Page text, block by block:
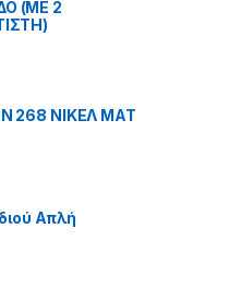
(ΜΕ 2
268 ΝΙΚΕΛ ΜΑΤ
Απλή